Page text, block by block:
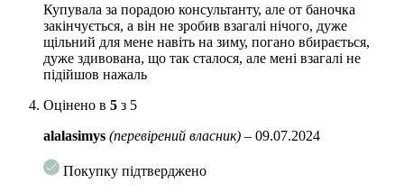
Купувала за порадою консультанту, але от баночка
закінчується, а він не зробив взагалі нічого, дуже
щільний для мене навіть на зиму, погано вбирається,
дуже здивована, що так сталося, але мені взагалі не
підійшов нажаль
Оцінено в 5 з 5
alalasimys (перевірений власник) – 09.07.2024
Покупку підтверджено